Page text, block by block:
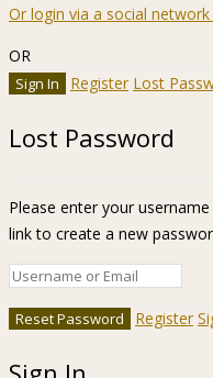
Or login via a social
OR
Register Lost
Lost Password
Please enter your
link to create a new
Register